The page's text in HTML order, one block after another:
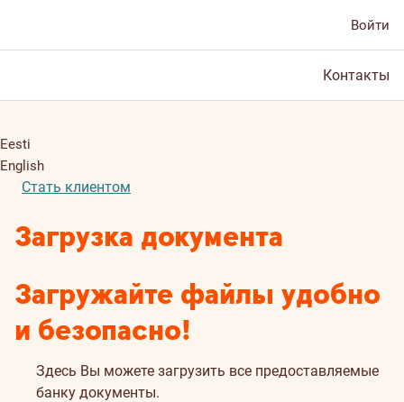
Войти
Контакты
Eesti
English
Стать клиентом
Загрузка документа
Загружайте файлы удобно
и безопасно!
Здесь Вы можете загрузить все предоставляемые
банку документы.